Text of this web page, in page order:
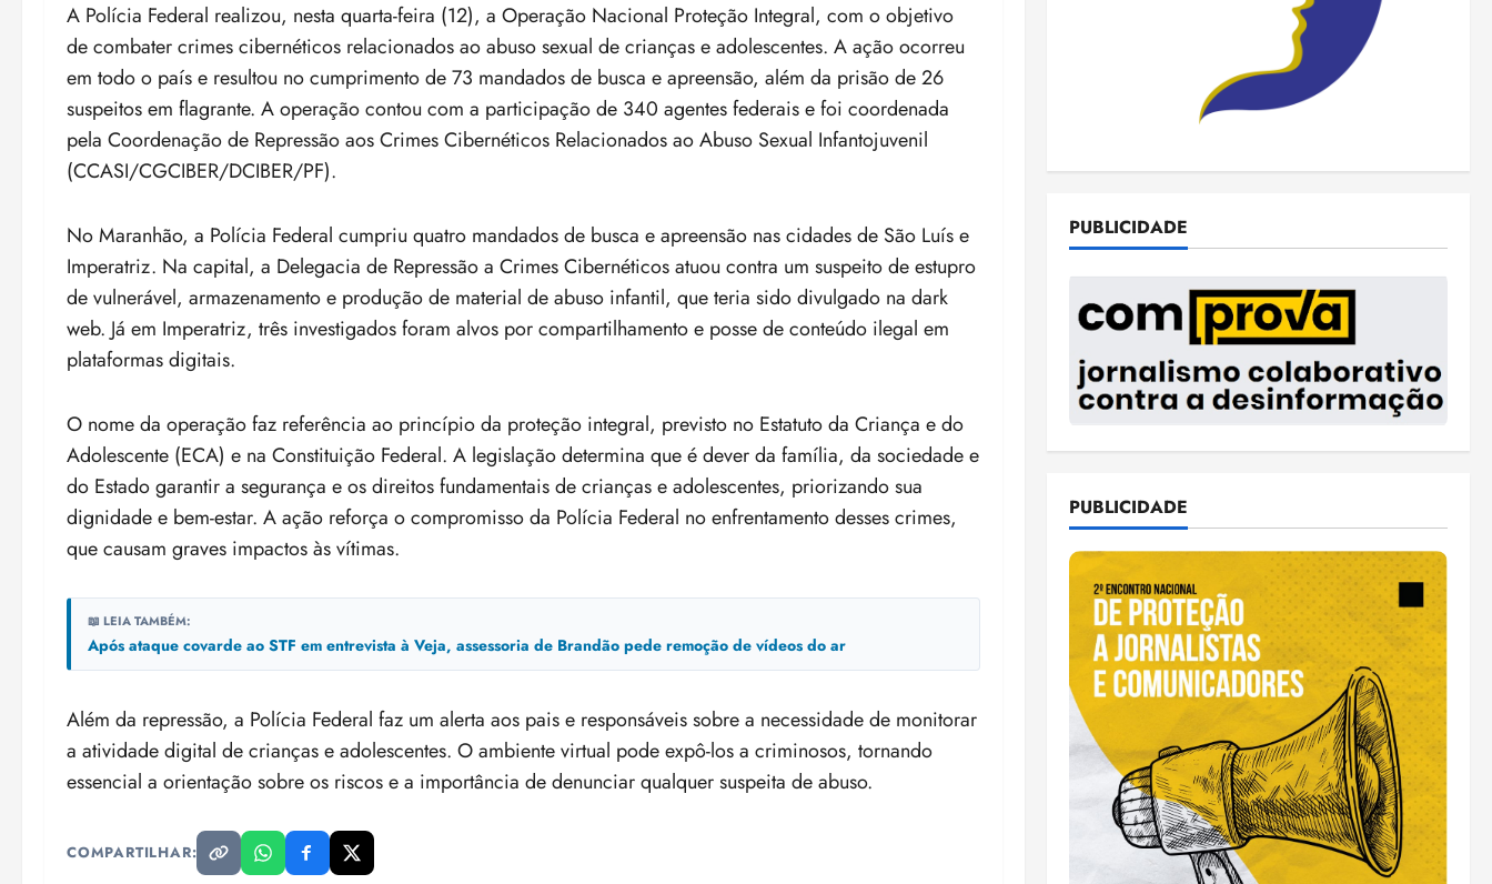
A Polícia Federal realizou, nesta quarta-feira (12), a Operação Nacional Proteção Integral, com o objetivo
de combater crimes cibernéticos relacionados ao abuso sexual de crianças e adolescentes. A ação ocorreu
em todo o país e resultou no cumprimento de 73 mandados de busca e apreensão, além da prisão de 26
suspeitos em flagrante. A operação contou com a participação de 340 agentes federais e foi coordenada
pela Coordenação de Repressão aos Crimes Cibernéticos Relacionados ao Abuso Sexual Infantojuvenil
(CCASI/CGCIBER/DCIBER/PF).
No Maranhão, a Polícia Federal cumpriu quatro mandados de busca e apreensão nas cidades de São Luís e
Imperatriz. Na capital, a Delegacia de Repressão a Crimes Cibernéticos atuou contra um suspeito de estupro
de vulnerável, armazenamento e produção de material de abuso infantil, que teria sido divulgado na dark
web. Já em Imperatriz, três investigados foram alvos por compartilhamento e posse de conteúdo ilegal em
plataformas digitais.
O nome da operação faz referência ao princípio da proteção integral, previsto no Estatuto da Criança e do
Adolescente (ECA) e na Constituição Federal. A legislação determina que é dever da família, da sociedade e
do Estado garantir a segurança e os direitos fundamentais de crianças e adolescentes, priorizando sua
dignidade e bem-estar. A ação reforça o compromisso da Polícia Federal no enfrentamento desses crimes,
que causam graves impactos às vítimas.
📖 LEIA TAMBÉM:
Após ataque covarde ao STF em entrevista à Veja, assessoria de Brandão pede remoção de vídeos do ar
Além da repressão, a Polícia Federal faz um alerta aos pais e responsáveis sobre a necessidade de monitorar
a atividade digital de crianças e adolescentes. O ambiente virtual pode expô-los a criminosos, tornando
essencial a orientação sobre os riscos e a importância de denunciar qualquer suspeita de abuso.
COMPARTILHAR:
PUBLICIDADE
PUBLICIDADE